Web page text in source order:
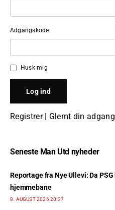
Adgangskode
Husk mig
Registrer| Glemt din
Seneste Man Utd nyheder
Reportage fra Nye Ullevi: Da
hjemmebane
8. AUGUST 2026 20:37